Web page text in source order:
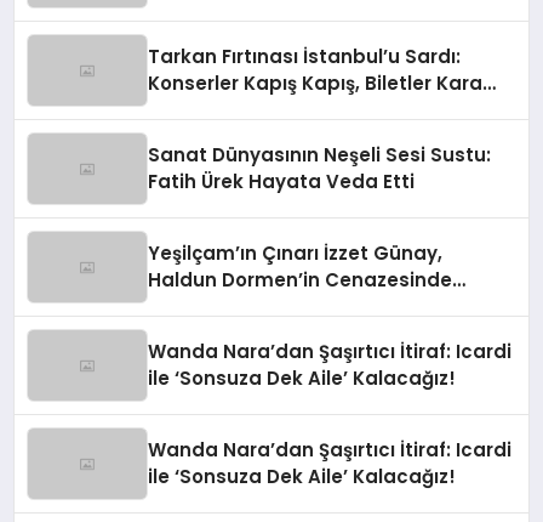
Tarkan Fırtınası İstanbul’u Sardı:
Konserler Kapış Kapış, Biletler Kara
Sanat Dünyasının Neşeli Sesi Sustu:
Fatih Ürek Hayata Veda Etti
Yeşilçam’ın Çınarı İzzet Günay,
Haldun Dormen’in Cenazesinde
Wanda Nara’dan Şaşırtıcı İtiraf: Icardi
ile ‘Sonsuza Dek Aile’ Kalacağız!
Wanda Nara’dan Şaşırtıcı İtiraf: Icardi
ile ‘Sonsuza Dek Aile’ Kalacağız!